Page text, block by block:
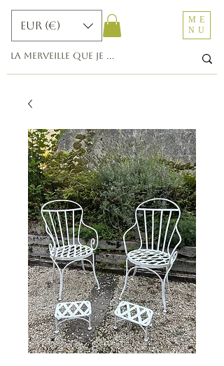
EUR (€)
ME
NU